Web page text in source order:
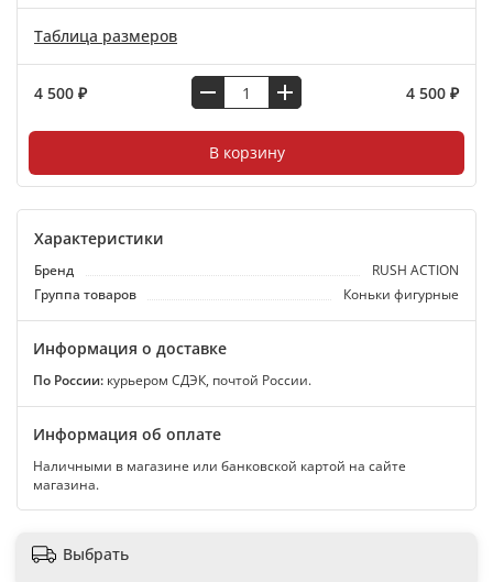
Таблица размеров
4 500 ₽ 4 500 ₽
В корзину
Характеристики
Бренд
RUSH ACTION
Группа товаров
Коньки фигурные
Информация о доставке
По России: курьером СДЭК, почтой России.
Информация об оплате
Наличными в магазине или банковской картой на сайте
магазина.
Выбрать